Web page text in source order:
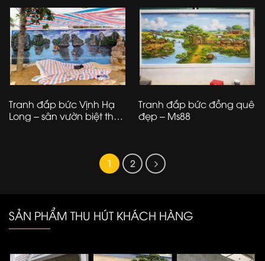
Tranh đắp bức Vịnh Hạ
Long – sân vườn biệt thự
Tranh đắp bức đồng quê
đẹp – Ms88
1 2
SẢN PHẨM THU HÚT KHÁCH HÀNG